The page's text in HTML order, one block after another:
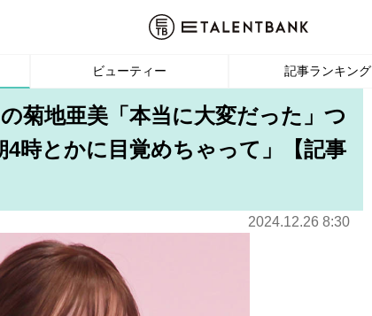
ビューティー 記事ランキング
の菊地亜美「本当に大変だった」つ
時とかに目覚めちゃって」【記事
2024.12.26 8:30